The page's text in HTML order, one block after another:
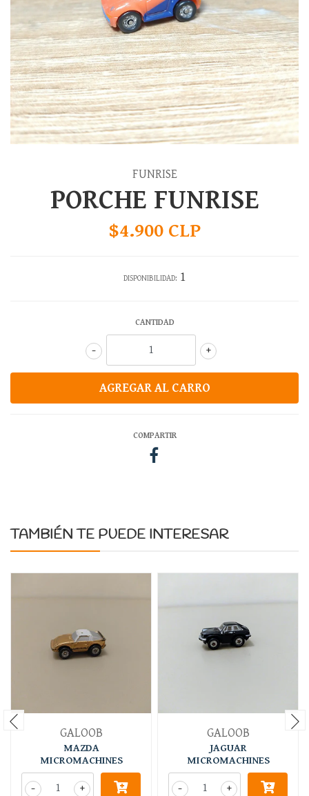
FUNRISE
PORCHE FUNRISE
$4.900 CLP
DISPONIBILIDAD: 1
CANTIDAD
+
-
COMPARTIR
TAMBIÉN TE PUEDE INTERESAR
GALOOB
MAZDA
MICROMACHINES
+
-
GALOOB
JAGUAR
MICROMACHINES
+
-